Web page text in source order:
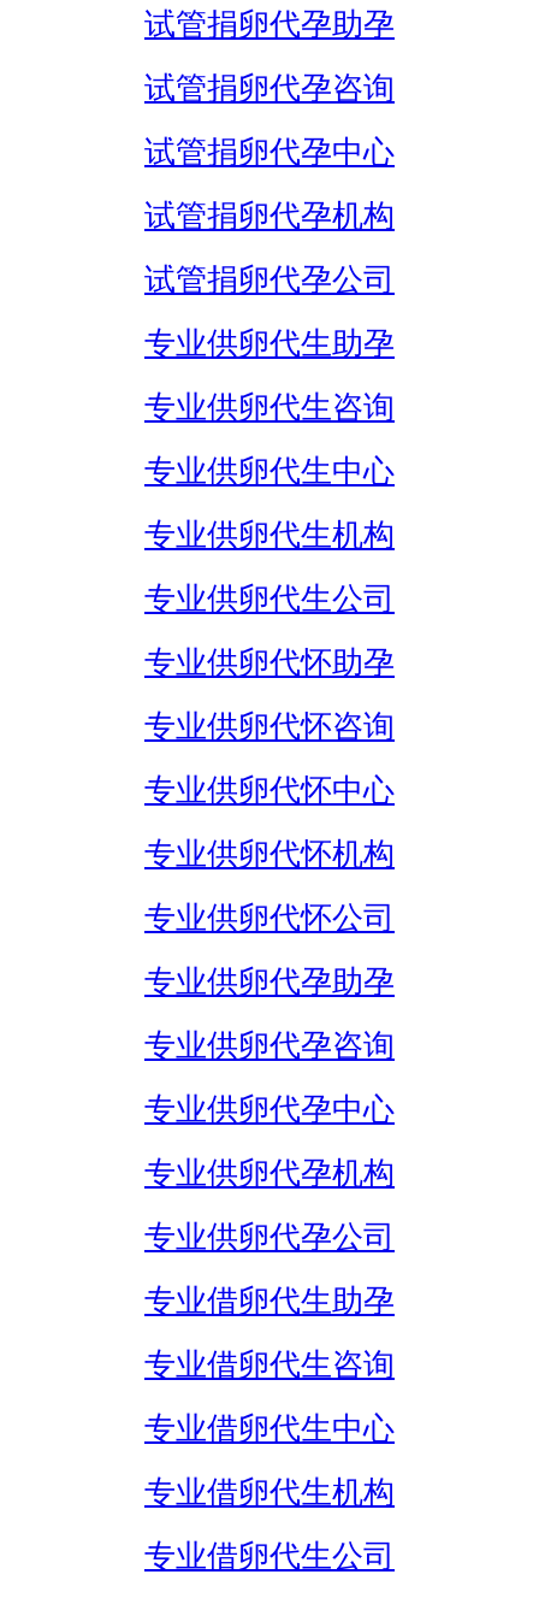
试管捐卵代孕助孕
试管捐卵代孕咨询
试管捐卵代孕中心
试管捐卵代孕机构
试管捐卵代孕公司
专业供卵代生助孕
专业供卵代生咨询
专业供卵代生中心
专业供卵代生机构
专业供卵代生公司
专业供卵代怀助孕
专业供卵代怀咨询
专业供卵代怀中心
专业供卵代怀机构
专业供卵代怀公司
专业供卵代孕助孕
专业供卵代孕咨询
专业供卵代孕中心
专业供卵代孕机构
专业供卵代孕公司
专业借卵代生助孕
专业借卵代生咨询
专业借卵代生中心
专业借卵代生机构
专业借卵代生公司